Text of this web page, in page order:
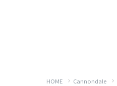
HOME Cannondale